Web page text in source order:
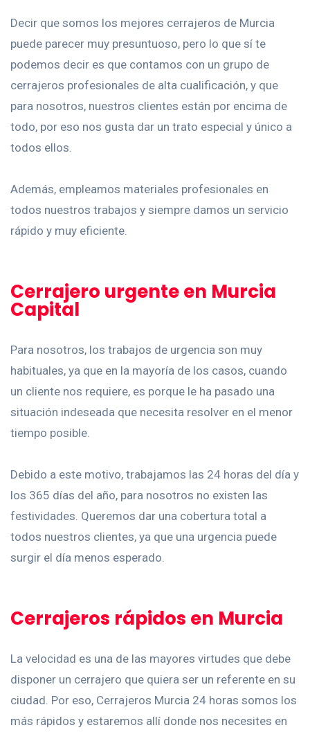
Decir que somos los mejores cerrajeros de Murcia
puede parecer muy presuntuoso, pero lo que sí te
podemos decir es que contamos con un grupo de
cerrajeros profesionales de alta cualificación, y que
para nosotros, nuestros clientes están por encima de
todo, por eso nos gusta dar un trato especial y único a
todos ellos.
Además, empleamos materiales profesionales en
todos nuestros trabajos y siempre damos un servicio
rápido y muy eficiente.
Cerrajero urgente en Murcia
Capital
Para nosotros, los trabajos de urgencia son muy
habituales, ya que en la mayoría de los casos, cuando
un cliente nos requiere, es porque le ha pasado una
situación indeseada que necesita resolver en el menor
tiempo posible.
Debido a este motivo, trabajamos las 24 horas del día y
los 365 días del año, para nosotros no existen las
festividades. Queremos dar una cobertura total a
todos nuestros clientes, ya que una urgencia puede
surgir el día menos esperado.
Cerrajeros rápidos en Murcia
La velocidad es una de las mayores virtudes que debe
disponer un cerrajero que quiera ser un referente en su
ciudad. Por eso, Cerrajeros Murcia 24 horas somos los
más rápidos y estaremos allí donde nos necesites en